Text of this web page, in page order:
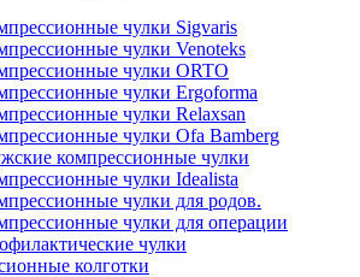
чулки Sigvaris
чулки Venoteks
чулки ORTO
чулки Ergoforma
чулки Relaxsan
чулки Ofa Bamberg
компрессионные чулки
чулки Idealista
чулки для родов.
чулки для операции
чулки
колготки